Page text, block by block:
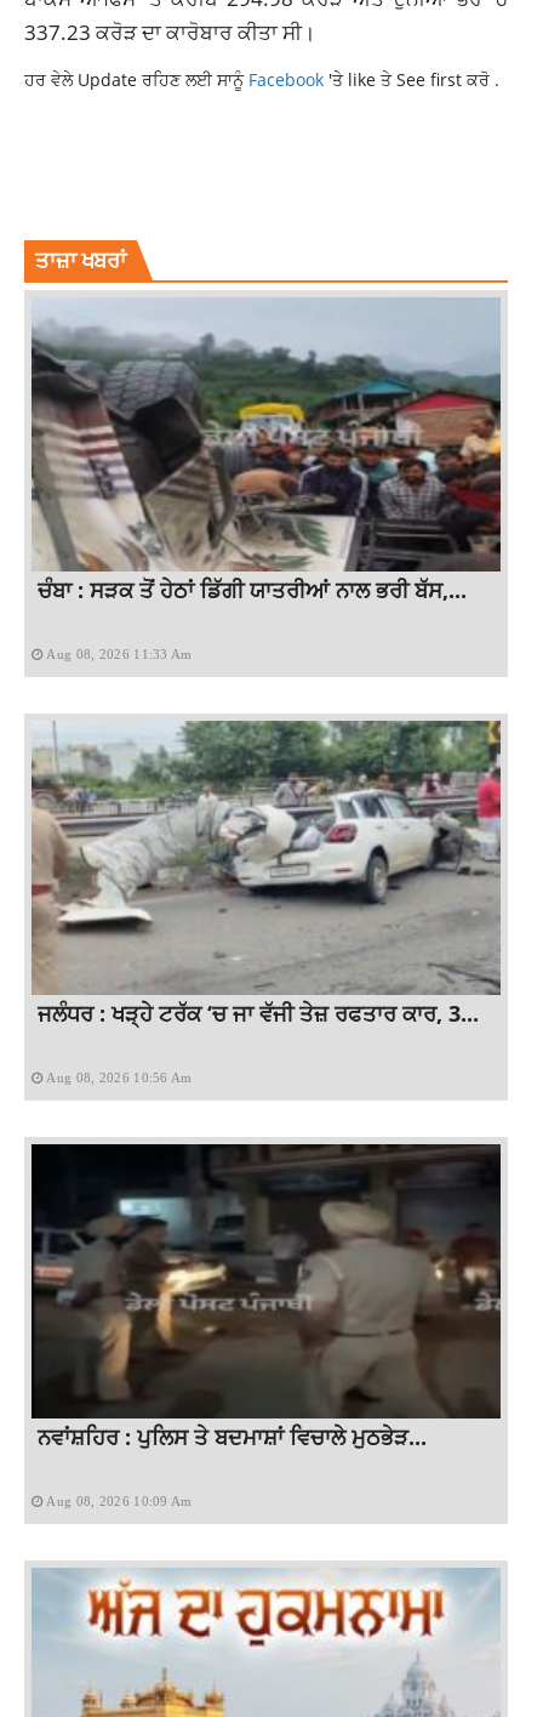
337.23 ਕਰੋੜ ਦਾ ਕਾਰੋਬਾਰ ਕੀਤਾ ਸੀ।
ਹਰ ਵੇਲੇ Update ਰਹਿਣ ਲਈ ਸਾਨੂੰ Facebook 'ਤੇ like ਤੇ See first ਕਰੋ .
ਤਾਜ਼ਾ ਖਬਰਾਂ
ਚੰਬਾ : ਸੜਕ ਤੋਂ ਹੇਠਾਂ ਡਿੱਗੀ ਯਾਤਰੀਆਂ ਨਾਲ ਭਰੀ ਬੱਸ,...
Aug 08, 2026 11:33 Am
ਜਲੰਧਰ : ਖੜ੍ਹੇ ਟਰੱਕ ‘ਚ ਜਾ ਵੱਜੀ ਤੇਜ਼ ਰਫਤਾਰ ਕਾਰ, 3...
Aug 08, 2026 10:56 Am
ਨਵਾਂਸ਼ਹਿਰ : ਪੁਲਿਸ ਤੇ ਬਦਮਾਸ਼ਾਂ ਵਿਚਾਲੇ ਮੁਠਭੇੜ...
Aug 08, 2026 10:09 Am